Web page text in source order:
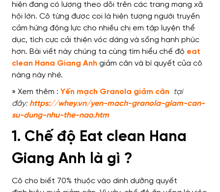
hiện đang có lượng theo dõi trên các trang mạng xã
hội lớn. Cô từng được coi là hiện tượng người truyền
cảm hứng động lực cho nhiều chị em tập luyện thể
dục, tích cực cải thiện vóc dáng và sống hạnh phúc
hơn. Bài viết này chúng ta cùng tìm hiểu chế độ eat
clean Hana Giang Anh giảm cân và bí quyết của cô
nàng này nhé.
» Xem thêm : Yến mạch Granola giảm cân
tại
đây: https://whey.vn/yen-mach-granola-giam-can-
su-dung-nhu-the-nao.htm
1. Chế độ Eat clean Hana
Giang Anh là gì ?
Cô cho biết 70% thuộc vào dinh dưỡng quyết